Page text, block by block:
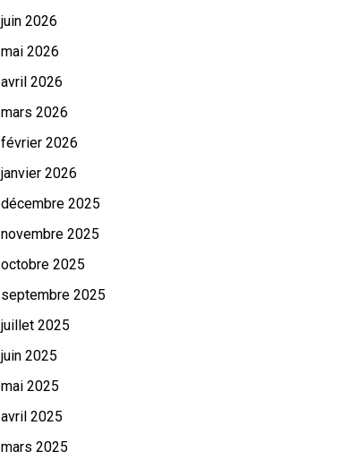
juin 2026
mai 2026
avril 2026
mars 2026
février 2026
janvier 2026
décembre 2025
novembre 2025
octobre 2025
septembre 2025
juillet 2025
juin 2025
mai 2025
avril 2025
mars 2025